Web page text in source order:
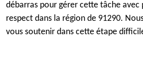
débarras pour gérer cette tâche
respect dans la région de 91290.
vous soutenir dans cette étape